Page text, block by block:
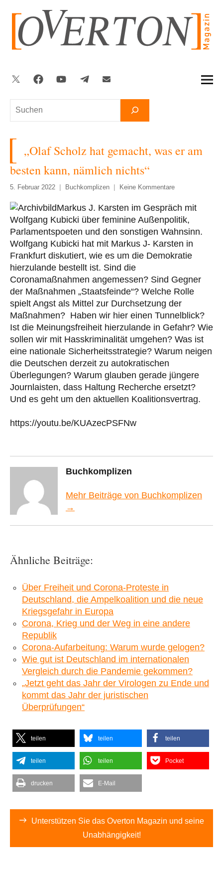
springen
Suchen
Twitter FacebookYouTubeTelegram
„Olaf Scholz hat gemacht, was er am
besten kann, nämlich nichts“
5. Februar 2022 Buchkomplizen Keine Kommentare
Markus J. Karsten im Gespräch mit
Wolfgang Kubicki über feminine Außenpolitik,
Parlamentspoeten und den sonstigen Wahnsinn.
Wolfgang Kubicki hat mit Markus J- Karsten in
Frankfurt diskutiert, wie es um die Demokratie
hierzulande bestellt ist. Sind die
Coronamaßnahmen angemessen? Sind Gegner
der Maßnahmen „Staatsfeinde“? Welche Rolle
spielt Angst als Mittel zur Durchsetzung der
Maßnahmen? Haben wir hier einen Tunnelblick?
Ist die Meinungsfreiheit hierzulande in Gefahr? Wie
sollen wir mit Hasskriminalität umgehen? Was ist
eine nationale Sicherheitsstrategie? Warum neigen
die Deutschen derzeit zu autokratischen
Überlegungen? Warum glauben gerade jüngere
Journlaisten, dass Haltung Recherche ersetzt?
Und es geht um den aktuellen Koalitionsvertrag.
https://youtu.be/KUAzecPSFNw
Buchkomplizen
Mehr Beiträge von Buchkomplizen
→
Ähnliche Beiträge:
Über Freiheit und Corona-Proteste in
Deutschland, die Ampelkoalition und die neue
Kriegsgefahr in Europa
Corona, Krieg und der Weg in eine andere
Republik
Corona-Aufarbeitung: Warum wurde gelogen?
Wie gut ist Deutschland im internationalen
Vergleich durch die Pandemie gekommen?
„Jetzt geht das Jahr der Virologen zu Ende und
kommt das Jahr der juristischen
Überprüfungen“
teilen teilen teilen
teilen teilen Pocket
drucken E-Mail
Unterstützen Sie das Overton Magazin und seine
Unabhängigkeit!